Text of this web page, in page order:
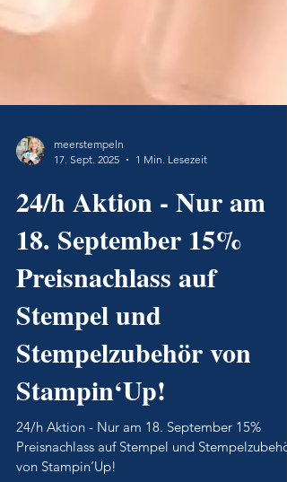
meerstempeln
17. Sept. 2025
1 Min. Lesezeit
24/h Aktion - Nur am
18. September 15%
Preisnachlass auf
Stempel und
Stempelzubehör von
Stampin‘Up!